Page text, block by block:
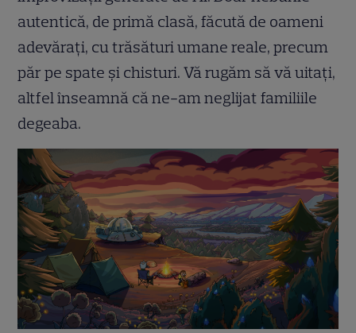
autentică, de primă clasă, făcută de oameni
adevărați, cu trăsături umane reale, precum
păr pe spate și chisturi. Vă rugăm să vă uitați,
altfel înseamnă că ne-am neglijat familiile
degeaba.